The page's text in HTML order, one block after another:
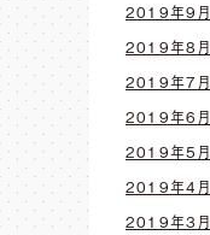
2019年9月
2019年8月
2019年7月
2019年6月
2019年5月
2019年4月
2019年3月